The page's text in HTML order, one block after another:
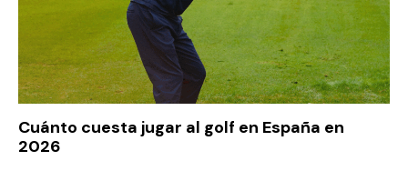
Cuánto cuesta jugar al golf en España en
2026